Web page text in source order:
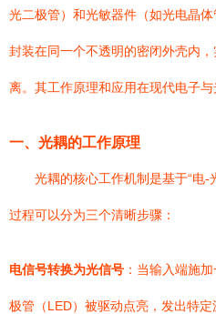
光二极管）和光敏器件（如光电晶体
封装在同一个不透明的密闭外壳内
离。其工作原理和应用在现代电子与
一、光耦的工作原理
光耦的核心工作机制是基于“电
过程可以分为三个清晰步骤：
电信号转换为光信号 ：当输入端施
极管（LED）被驱动点亮，发出特